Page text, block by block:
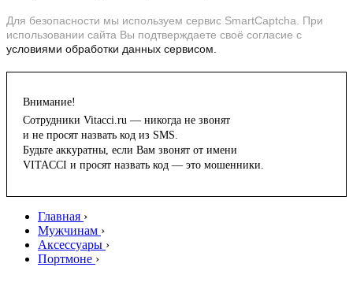
Для безопасности мы используем сервис SmartCaptcha. При
использовании сайта Вы подтверждаете своё согласие с
условиями обработки данных сервисом.
Внимание!
Сотрудники Vitacci.ru — никогда не звонят
и не просят назвать код из SMS.
Будьте аккуратны, если Вам звонят от имени
VITACCI и просят назвать код — это мошенники.
Главная ›
Мужчинам ›
Аксессуары ›
Портмоне ›